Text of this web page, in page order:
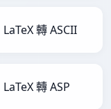
LaTeX 轉 ASCII
LaTeX 轉 ASP